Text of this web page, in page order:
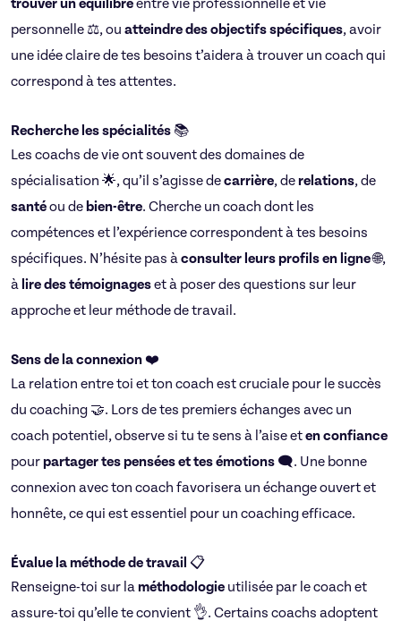
trouver un équilibreentre vie professionnelle et vie
personnelle ⚖️, ou atteindre des objectifs spécifiques, avoir
une idée claire de tes besoins t’aidera à trouver un coach qui
correspond à tes attentes.
Recherche les spécialités 📚
Les coachs de vie ont souvent des domaines de
spécialisation 🌟, qu’il s’agisse decarrière, derelations, de
santéou de bien-être. Cherche un coach dont les
compétences et l’expérience correspondent à tes besoins
spécifiques. N’hésite pas àconsulter leurs profils en ligne🌐,
à lire des témoignageset à poser des questions sur leur
approche et leur méthode de travail.
Sens de la connexion ❤️
La relation entre toi et ton coach est cruciale pour le succès
du coaching 🤝. Lors de tes premiers échanges avec un
coach potentiel, observe si tu te sens à l’aise eten confiance
pourpartager tes pensées et tes émotions 🗨️. Une bonne
connexion avec ton coach favorisera un échange ouvert et
honnête, ce qui est essentiel pour un coaching efficace.
Évalue la méthode de travail 📋
Renseigne-toi sur laméthodologie utilisée par le coach et
assure-toi qu’elle te convient 👌. Certains coachs adoptent